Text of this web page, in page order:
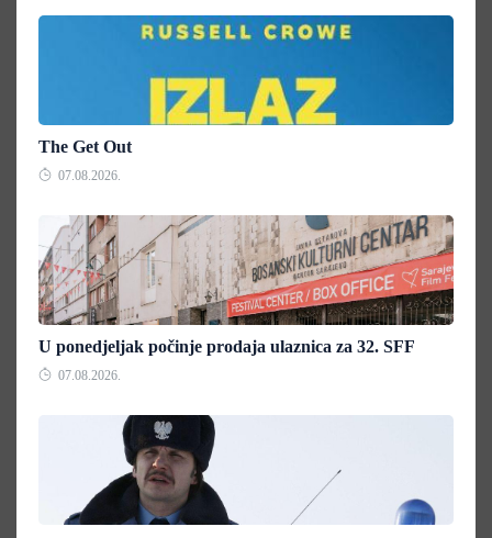
The Get Out
07.08.2026.
U ponedjeljak počinje prodaja ulaznica za 32. SFF
07.08.2026.